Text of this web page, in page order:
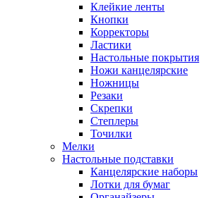
Клейкие ленты
Кнопки
Корректоры
Ластики
Настольные покрытия
Ножи канцелярские
Ножницы
Резаки
Скрепки
Степлеры
Точилки
Мелки
Настольные подставки
Канцелярские наборы
Лотки для бумаг